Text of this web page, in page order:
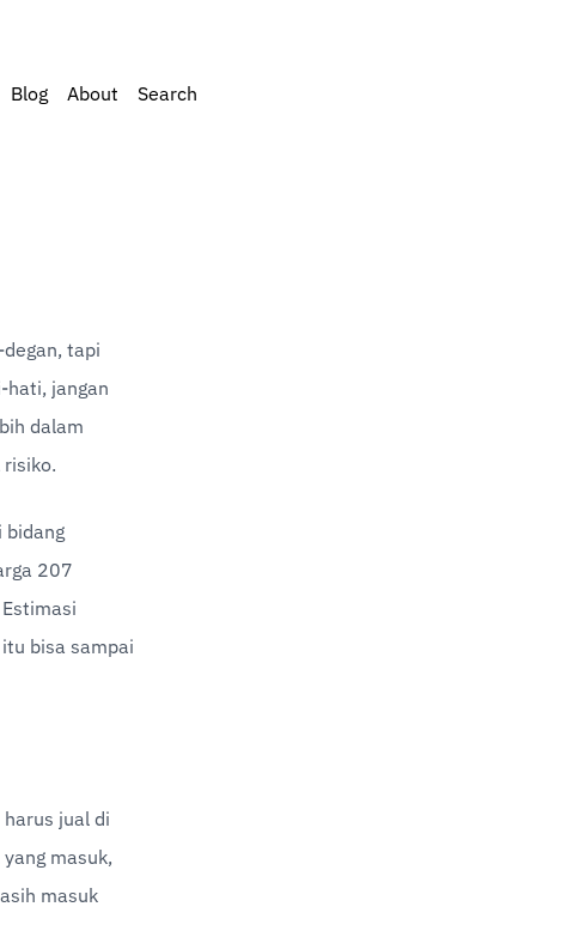
Blog About Search
tapi
hati, jangan
dalam
risiko.
bidang
207
bisa sampai
harus jual di
masuk,
masuk